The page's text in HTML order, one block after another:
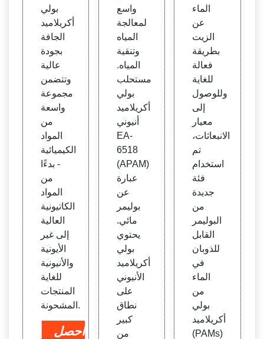
بولي
أكريلاميد
الجافة
بجودة
عالية
وتتضمن
مجموعة
واسعة
من
المواد
الكيميائية
- بدءًا
من
المواد
الكاتيونية
العالية
إلى غير
الأيونية
والأنيونية
للغاية
المنتجات
المشحونة.
احصل
واسع
لمعالجة
المياه
وتنقية
المياه.
مستحلب
بولي
أكريلاميد
أنيوني
EA-
6518
(APAM)
عبارة
عن
بوليمر
مائي.
يحتوي
بولي
أكريلاميد
الأنيوني
على
نطاق
كبير
من
الماء
عن
الزيت
بطريقة
فعالة
للغاية
وللوصول
إلى
معيار
الانبعاثات،
تم
استخدام
فئة
جديدة
من
البوليمر
القابل
للذوبان
في
الماء
من
بولي
أكريلاميد
(PAMs)